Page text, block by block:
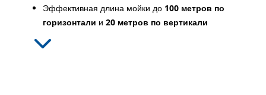
Эффективная длина мойки до 100 метров по
горизонтали и 20 метров по вертикали